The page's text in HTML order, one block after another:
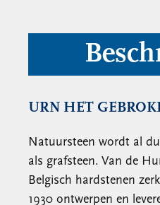
URN HET
Natuursteen wordt al
als grafsteen. Van de
Belgisch hardstenen
1930 ontwerpen en